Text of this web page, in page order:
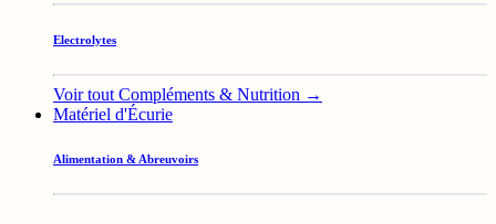
Electrolytes
Voir tout Compléments & Nutrition →
Matériel d'Écurie
Alimentation & Abreuvoirs